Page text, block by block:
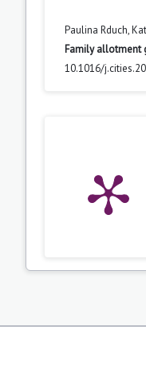
Paulina Rduch,
Family allotment
10.1016/